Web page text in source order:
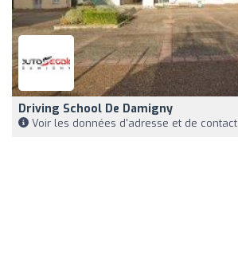
Driving School De Damigny
Voir les données d'adresse et de contact